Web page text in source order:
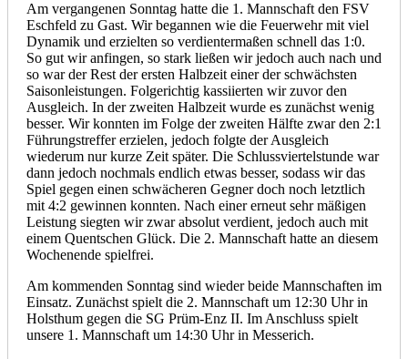
Am vergangenen Sonntag hatte die 1. Mannschaft den FSV
Eschfeld zu Gast. Wir begannen wie die Feuerwehr mit viel
Dynamik und erzielten so verdientermaßen schnell das 1:0.
So gut wir anfingen, so stark ließen wir jedoch auch nach und
so war der Rest der ersten Halbzeit einer der schwächsten
Saisonleistungen. Folgerichtig kassiierten wir zuvor den
Ausgleich. In der zweiten Halbzeit wurde es zunächst wenig
besser. Wir konnten im Folge der zweiten Hälfte zwar den 2:1
Führungstreffer erzielen, jedoch folgte der Ausgleich
wiederum nur kurze Zeit später. Die Schlussviertelstunde war
dann jedoch nochmals endlich etwas besser, sodass wir das
Spiel gegen einen schwächeren Gegner doch noch letztlich
mit 4:2 gewinnen konnten. Nach einer erneut sehr mäßigen
Leistung siegten wir zwar absolut verdient, jedoch auch mit
einem Quentschen Glück. Die 2. Mannschaft hatte an diesem
Wochenende spielfrei.
Am kommenden Sonntag sind wieder beide Mannschaften im
Einsatz. Zunächst spielt die 2. Mannschaft um 12:30 Uhr in
Holsthum gegen die SG Prüm-Enz II. Im Anschluss spielt
unsere 1. Mannschaft um 14:30 Uhr in Messerich.